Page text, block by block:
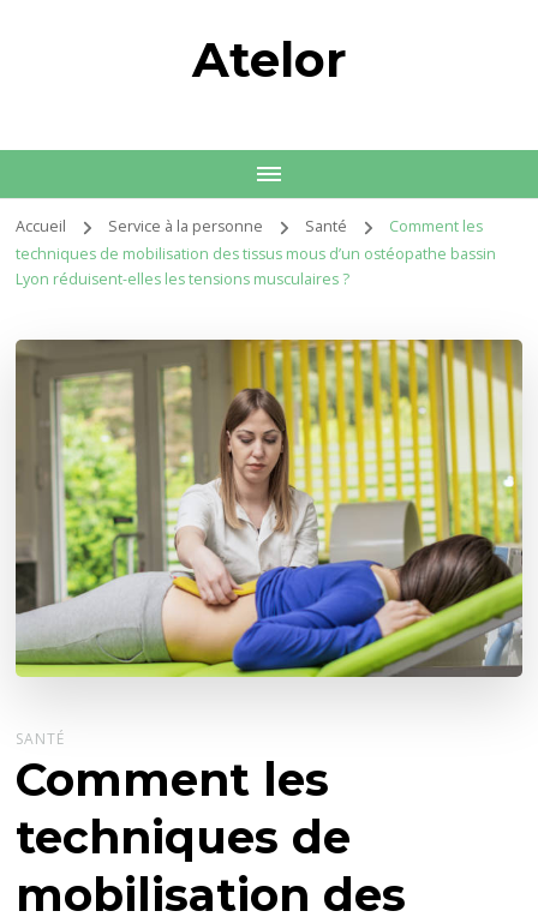
Atelor
Accueil Service à la personne Santé
Comment les
techniques de mobilisation des tissus mous d’un ostéopathe bassin
Lyon réduisent-elles les tensions musculaires ?
SANTÉ
Comment les
techniques de
mobilisation des